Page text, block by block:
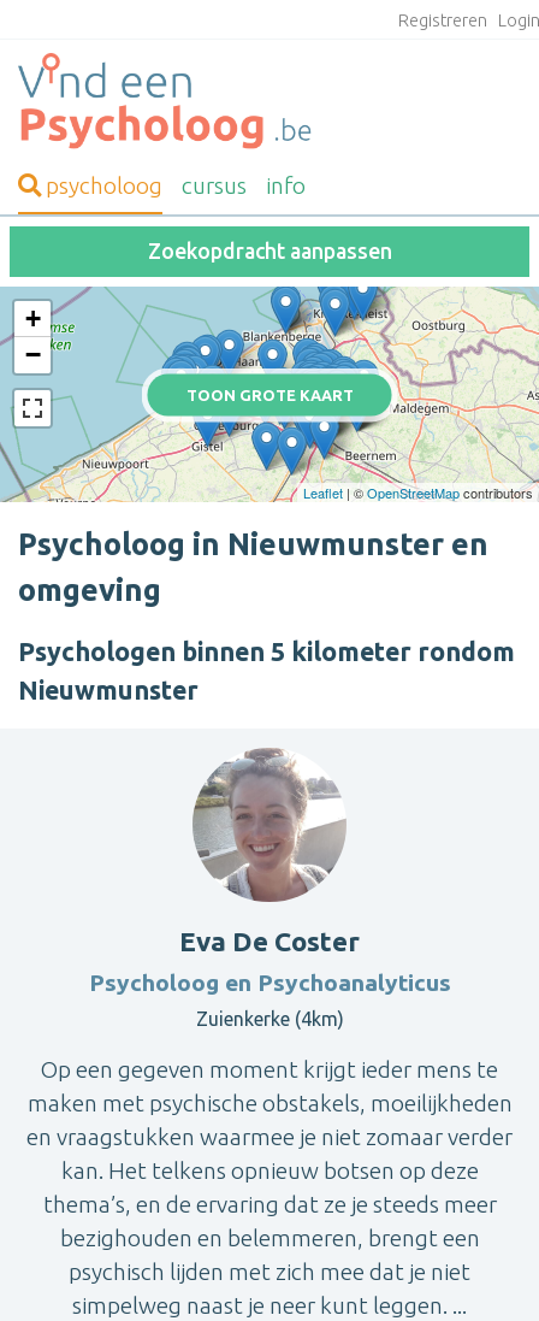
Registreren
psycholoog cursus info
Zoekopdracht aanpassen
TOON GROTE KAART
+
−
Leaflet | ©OpenStreetMapcontributors
Psycholoog in Nieuwmunster en
omgeving
Psychologen binnen 5 kilometer rondom
Nieuwmunster
Eva De Coster
Psycholoog en Psychoanalyticus
Zuienkerke (4km)
Op een gegeven moment krijgt ieder mens te
maken met psychische obstakels, moeilijkheden
en vraagstukken waarmee je niet zomaar verder
kan. Het telkens opnieuw botsen op deze
thema’s, en de ervaring dat ze je steeds meer
bezighouden en belemmeren, brengt een
psychisch lijden met zich mee dat je niet
simpelweg naast je neer kunt leggen. ...